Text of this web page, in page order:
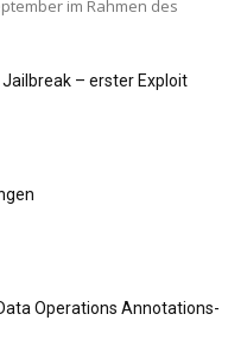
im Rahmen des
– erster Exploit
Operations Annotations-